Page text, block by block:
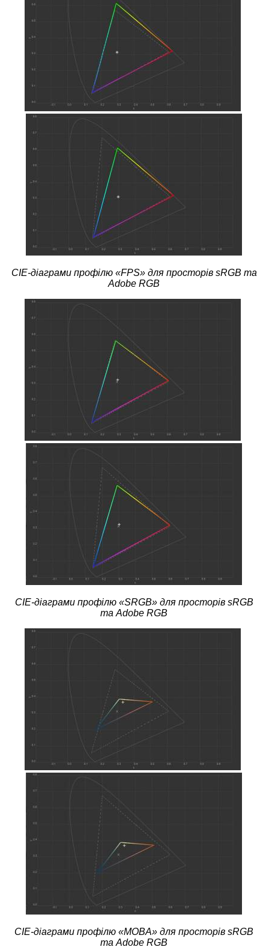
CIE-діаграми профілю «FPS» для просторів sRGB та
Adobe RGB
CIE-діаграми профілю «SRGB» для просторів sRGB
та Adobe RGB
CIE-діаграми профілю «MOBA» для просторів sRGB
та Adobe RGB